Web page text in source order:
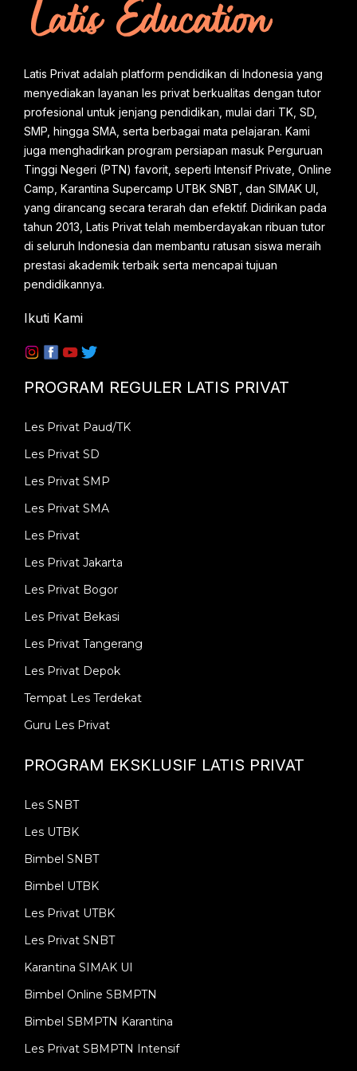
Mahasiswa dari Universitas Terbaik di Indonesia
seperti: UI, IPB, ITB, UNJ, UNNES, UIN Jakarta,
kami test seleksi di kantor pusat kami oleh
HRD LATIS PRIVAT. Kami menerapkan sistem
yang professional dari s...
Latis Privat adalah platform pendidikan di Indonesia yang
menyediakan layanan les privat berkualitas dengan tutor
profesional untuk jenjang pendidikan, mulai dari TK, SD,
SMP, hingga SMA, serta berbagai mata pelajaran. Kami
juga menghadirkan program persiapan masuk Perguruan
Tinggi Negeri (PTN) favorit, seperti Intensif Private, Online
Camp, Karantina Supercamp UTBK SNBT, dan SIMAK UI,
yang dirancang secara terarah dan efektif. Didirikan pada
tahun 2013, Latis Privat telah memberdayakan ribuan tutor
di seluruh Indonesia dan membantu ratusan siswa meraih
prestasi akademik terbaik serta mencapai tujuan
pendidikannya.
Ikuti Kami
PROGRAM REGULER LATIS PRIVAT
Les Privat Paud/TK
Les Privat SD
Les Privat SMP
Les Privat SMA
Les Privat
Les Privat Jakarta
Les Privat Bogor
Les Privat Bekasi
Les Privat Tangerang
Les Privat Depok
Tempat Les Terdekat
Guru Les Privat
PROGRAM EKSKLUSIF LATIS PRIVAT
Les SNBT
Les UTBK
Bimbel SNBT
Bimbel UTBK
Les Privat UTBK
Les Privat SNBT
Karantina SIMAK UI
Bimbel Online SBMPTN
Bimbel SBMPTN Karantina
Les Privat SBMPTN Intensif